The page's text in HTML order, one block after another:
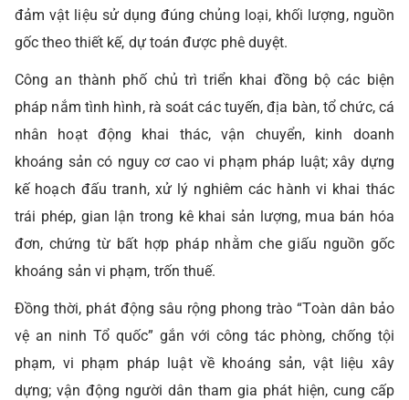
đảm vật liệu sử dụng đúng chủng loại, khối lượng, nguồn
gốc theo thiết kế, dự toán được phê duyệt.
Công an thành phố chủ trì triển khai đồng bộ các biện
pháp nắm tình hình, rà soát các tuyến, địa bàn, tổ chức, cá
nhân hoạt động khai thác, vận chuyển, kinh doanh
khoáng sản có nguy cơ cao vi phạm pháp luật; xây dựng
kế hoạch đấu tranh, xử lý nghiêm các hành vi khai thác
trái phép, gian lận trong kê khai sản lượng, mua bán hóa
đơn, chứng từ bất hợp pháp nhằm che giấu nguồn gốc
khoáng sản vi phạm, trốn thuế.
Đồng thời, phát động sâu rộng phong trào “Toàn dân bảo
vệ an ninh Tổ quốc” gắn với công tác phòng, chống tội
phạm, vi phạm pháp luật về khoáng sản, vật liệu xây
dựng; vận động người dân tham gia phát hiện, cung cấp